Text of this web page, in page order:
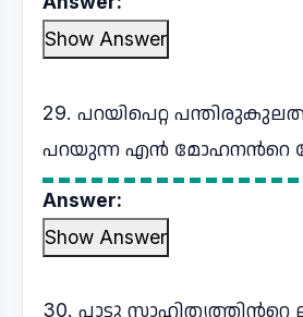
Show Answer
29. പറയിപെറ്റ
പറയുന്ന എൻ മോഹനന്‍റെ
Answer:
Show Answer
30. പാട്ടു